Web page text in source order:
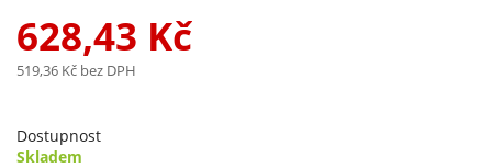
628,43 Kč
519,36 Kč bez DPH
Dostupnost
Skladem